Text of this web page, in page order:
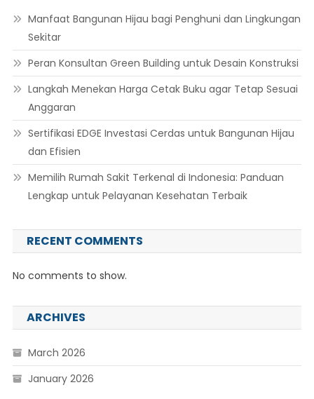
Manfaat Bangunan Hijau bagi Penghuni dan Lingkungan
Sekitar
Peran Konsultan Green Building untuk Desain Konstruksi
Langkah Menekan Harga Cetak Buku agar Tetap Sesuai
Anggaran
Sertifikasi EDGE Investasi Cerdas untuk Bangunan Hijau
dan Efisien
Memilih Rumah Sakit Terkenal di Indonesia: Panduan
Lengkap untuk Pelayanan Kesehatan Terbaik
RECENT COMMENTS
No comments to show.
ARCHIVES
March 2026
January 2026